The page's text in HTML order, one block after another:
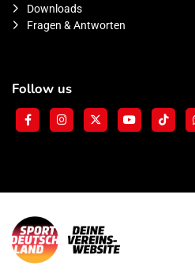
Downloads
Fragen & Antworten
Follow us